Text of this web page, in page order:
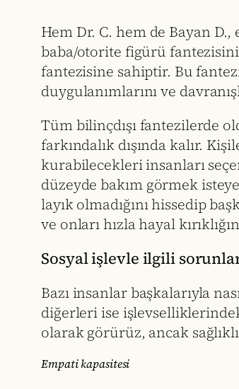
Hem Dr. C. hem de Bayan
baba/otorite figürü fantezisini
fantezisine sahiptir. Bu
duygulanımlarını ve
Tüm bilinçdışı fantezilerde
farkındalık dışında kalır.
kurabilecekleri insanları
düzeyde bakım görmek
layık olmadığını hissedip
ve onları hızla hayal
Sosyal işlevle ilgili
Bazı insanlar başkalarıyla
diğerleri ise
olarak görürüz, ancak
Empati kapasitesi